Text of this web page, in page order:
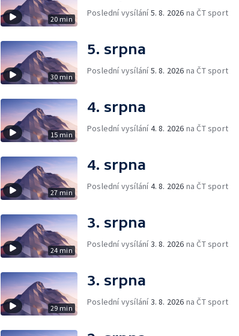
20 min
Poslední vysílání5. 8. 2026 na ČT sport
30 min
5. srpna
Poslední vysílání5. 8. 2026 na ČT sport
15 min
4. srpna
Poslední vysílání4. 8. 2026 na ČT sport
27 min
4. srpna
Poslední vysílání4. 8. 2026 na ČT sport
24 min
3. srpna
Poslední vysílání3. 8. 2026 na ČT sport
29 min
3. srpna
Poslední vysílání3. 8. 2026 na ČT sport